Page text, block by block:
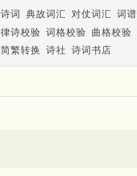
诗词 典故词汇 对仗词汇 词谱
律诗校验 词格校验 曲格校验
简繁转换 诗社 诗词书店